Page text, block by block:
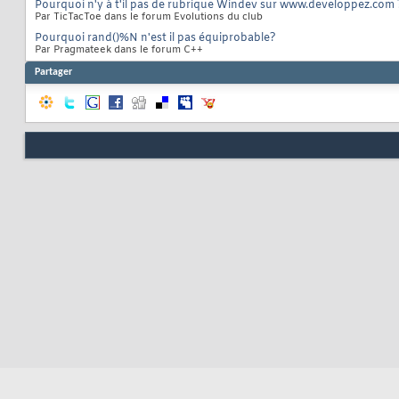
Pourquoi n'y à t'il pas de rubrique Windev sur www.developpez.com
Par TicTacToe dans le forum Evolutions du club
Pourquoi rand()%N n'est il pas équiprobable?
Par Pragmateek dans le forum C++
Partager